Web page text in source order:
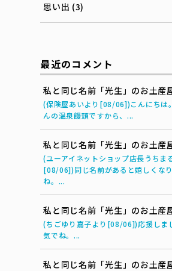
思い出 (3)
最近のコメント
私と同じ名前「光生」のお土産
(保険屋あいより[08/06])こんにちは
んの温泉饅頭ですから、...
私と同じ名前「光生」のお土産
(ユーアイネットショップ店長うちま
[08/06])同じ名前があると嬉しくな
ね。...
私と同じ名前「光生」のお土産
(ちごゆり嘉子より[08/06])応援し
気でね。...
私と同じ名前「光生」のお土産